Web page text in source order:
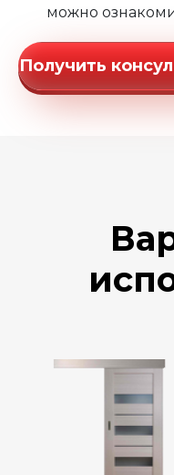
можно
Получить